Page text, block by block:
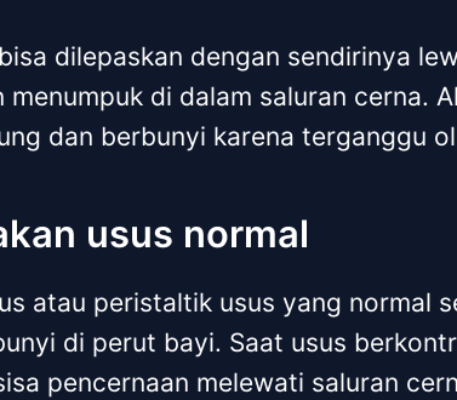
dilepaskan dengan sendirinya
menumpuk di dalam saluran cerna.
dan berbunyi karena terganggu
usus normal
atau peristaltik usus yang normal
di perut bayi. Saat usus
pencernaan melewati saluran